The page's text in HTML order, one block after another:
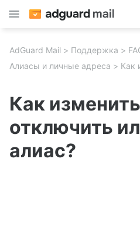
AdGuard Mail Поддержка
Алиасы и личные адреса
Как
отключить
алиас?